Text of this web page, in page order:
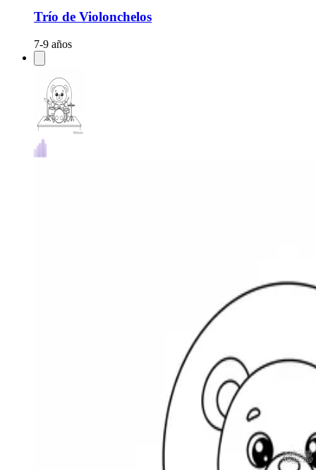
Trío de Violonchelos
7-9 años